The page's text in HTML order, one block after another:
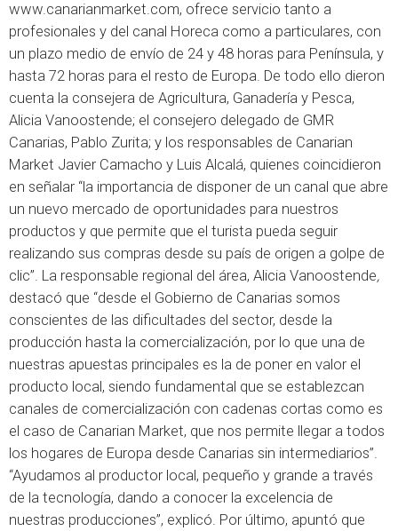
www.canarianmarket.com, ofrece servicio tanto a
profesionales y del canal Horeca como a particulares, con
un plazo medio de envío de 24 y 48 horas para Península, y
hasta 72 horas para el resto de Europa. De todo ello dieron
cuenta la consejera de Agricultura, Ganadería y Pesca,
Alicia Vanoostende; el consejero delegado de GMR
Canarias, Pablo Zurita; y los responsables de Canarian
Market Javier Camacho y Luis Alcalá, quienes coincidieron
en señalar “la importancia de disponer de un canal que abre
un nuevo mercado de oportunidades para nuestros
productos y que permite que el turista pueda seguir
realizando sus compras desde su país de origen a golpe de
clic”. La responsable regional del área, Alicia Vanoostende,
destacó que “desde el Gobierno de Canarias somos
conscientes de las dificultades del sector, desde la
producción hasta la comercialización, por lo que una de
nuestras apuestas principales es la de poner en valor el
producto local, siendo fundamental que se establezcan
canales de comercialización con cadenas cortas como es
el caso de Canarian Market, que nos permite llegar a todos
los hogares de Europa desde Canarias sin intermediarios”.
“Ayudamos al productor local, pequeño y grande a través
de la tecnología, dando a conocer la excelencia de
nuestras producciones”, explicó. Por último, apuntó que